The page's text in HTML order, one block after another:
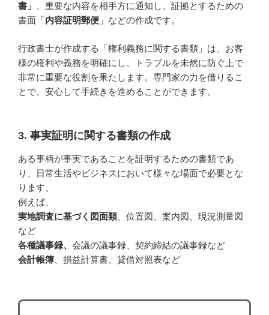
書」
、重要な内容を相手方に通知し、証拠とするための
書面「内容証明郵便 」などの作成です。
行政書士が作成する「権利義務に関する書類」は、お客
様の権利や義務を明確にし、トラブルを未然に防ぐ上で
非常に重要な役割を果たします。専門家の力を借りるこ
とで、安心して手続きを進めることができます。
3. 事実証明に関する書類の作成
ある事柄が事実であることを証明するための書類であ
り、日常生活やビジネスにおいて様々な場面で必要とな
ります。
例えば、
実地調査に基づく図面類 、位置図、案内図、現況測量図
など
各種議事録、 会議の議事録、契約締結の議事録など
会計帳簿 、損益計算書、貸借対照表など